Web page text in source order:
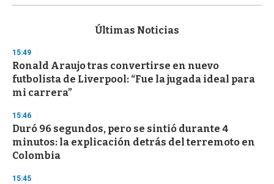
s
d
s
o
f
3
s
e
c
o
n
Últimas Noticias
15:49
Ronald Araujo tras convertirse en nuevo
futbolista de Liverpool: “Fue la jugada ideal para
mi carrera”
15:46
Duró 96 segundos, pero se sintió durante 4
minutos: la explicación detrás del terremoto en
Colombia
15:45